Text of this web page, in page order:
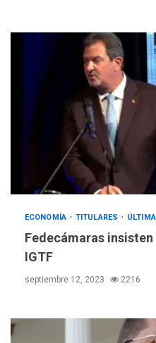
ECONOMÍA TITULARES
Fedecámaras
IGTF
septiembre 12, 2023 2216